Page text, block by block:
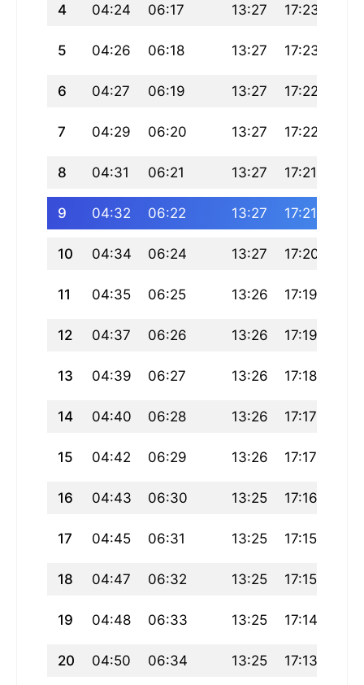
4 04:24 06:17 13:27 17:23
5 04:26 06:18 13:27 17:23
6 04:27 06:19 13:27 17:22
7 04:29 06:20 13:27 17:22
8 04:31 06:21 13:27 17:21
9 04:32 06:22 13:27 17:21
10 04:34 06:24 13:27 17:20
11 04:35 06:25 13:26 17:19
12 04:37 06:26 13:26 17:19
13 04:39 06:27 13:26 17:18
14 04:40 06:28 13:26 17:17
15 04:42 06:29 13:26 17:17
16 04:43 06:30 13:25 17:16
17 04:45 06:31 13:25 17:15
18 04:47 06:32 13:25 17:15
19 04:48 06:33 13:25 17:14
20 04:50 06:34 13:25 17:13